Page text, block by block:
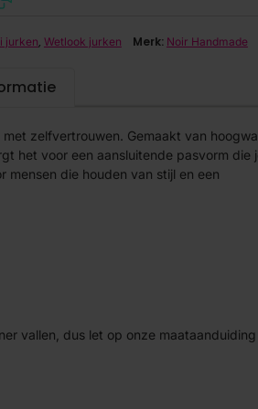
jurken, Wetlook jurken Merk: Noir Handmade
zelfvertrouwen. Gemaakt van
het voor een aansluitende pasvorm die
mensen die houden van stijl en een
vallen, dus let op onze maataanduiding